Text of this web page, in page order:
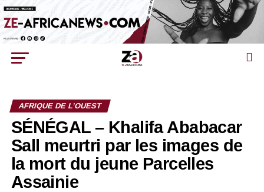
AFRIQUE DE L’OUEST
SÉNÉGAL – Khalifa Ababacar
Sall meurtri par les images de
la mort du jeune Parcelles
Assainie